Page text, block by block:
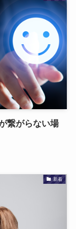
繋がらない場
新着